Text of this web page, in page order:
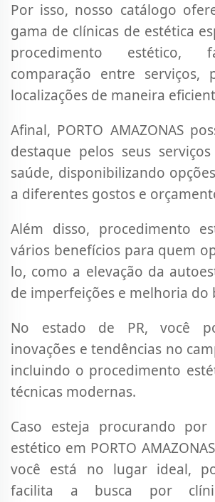
Por isso, nosso catálogo
gama de clínicas de estética
procedimento estético,
comparação entre serviços,
localizações de maneira
Afinal, PORTO AMAZONAS
destaque pelos seus
saúde, disponibilizando
a diferentes gostos e
Além disso, procedimento
vários benefícios para quem
lo, como a elevação da
de imperfeições e melhoria do
No estado de PR, você
inovações e tendências no
incluindo o procedimento
técnicas modernas.
Caso esteja procurando por
estético em PORTO
você está no lugar ideal,
facilita a busca por